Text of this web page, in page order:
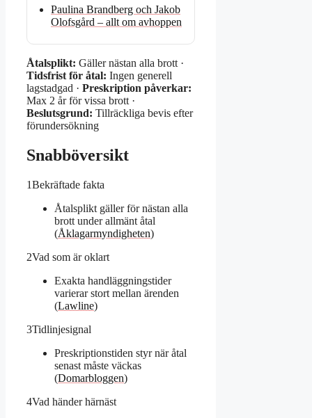
Paulina Brandberg och Jakob
Olofsgård – allt om avhoppen
Åtalsplikt: Gäller nästan alla brott ·
Tidsfrist för åtal: Ingen generell
lagstadgad · Preskription påverkar:
Max 2 år för vissa brott ·
Beslutsgrund: Tillräckliga bevis efter
förundersökning
Snabböversikt
1Bekräftade fakta
Åtalsplikt gäller för nästan alla
brott under allmänt åtal
(Åklagarmyndigheten)
2Vad som är oklart
Exakta handläggningstider
varierar stort mellan ärenden
(Lawline)
3Tidlinjesignal
Preskriptionstiden styr när åtal
senast måste väckas
(Domarbloggen)
4Vad händer härnäst